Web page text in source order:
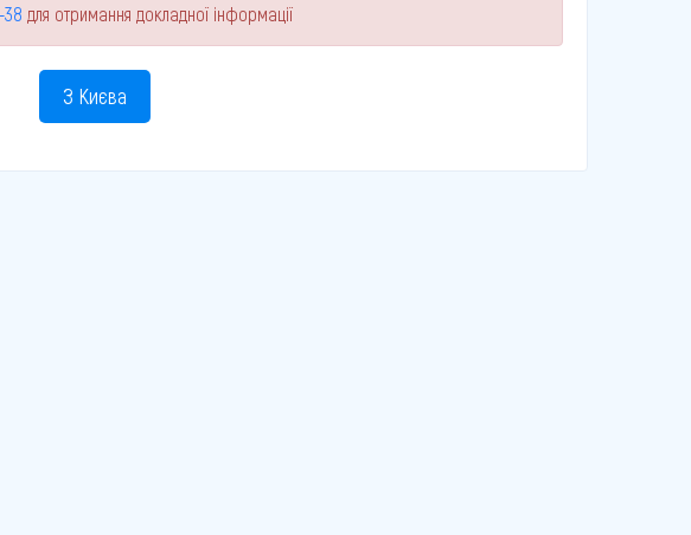
38 для отримання докладної інформації
З Києва